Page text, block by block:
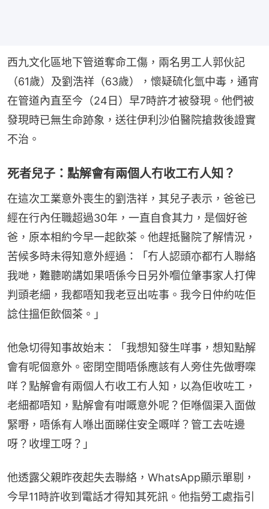
西九文化區地下管道奪命工傷，兩名男工人郭伙記
（61歲）及劉浩祥（63歲），懷疑硫化氫中毒，通宵
在管道內直至今（24日）早7時許才被發現。他們被
發現時已無生命跡象，送往伊利沙伯醫院搶救後證實
不治。
死者兒子：點解會有兩個人冇收工冇人知？
在這次工業意外喪生的劉浩祥，其兒子表示，爸爸已
經在行內任職超過30年，一直自食其力，是個好爸
爸，原本相約今早一起飲茶。他趕抵醫院了解情況，
苦候多時未得知意外經過：「冇人認頭亦都冇人聯絡
我哋，難聽啲講如果唔係今日另外嗰位肇事家人打俾
判頭老細，我都唔知我老豆出咗事。我今日仲約咗佢
諗住搵佢飲個茶。」
他急切得知事故始末：「我想知發生咩事，想知點解
會有呢個意外。密閉空間唔係應該有人旁住先做嘢㗎
咩？點解會有兩個人冇收工冇人知，以為佢收咗工，
老細都唔知，點解會有咁嘅意外呢？佢喺個渠入面做
緊嘢，唔係有人喺出面睇住安全嘅咩？管工去咗邊
呀？收埋工呀？」
他透露父親昨夜起失去聯絡，WhatsApp顯示單剔，
今早11時許收到電話才得知其死訊。他指勞工處指引